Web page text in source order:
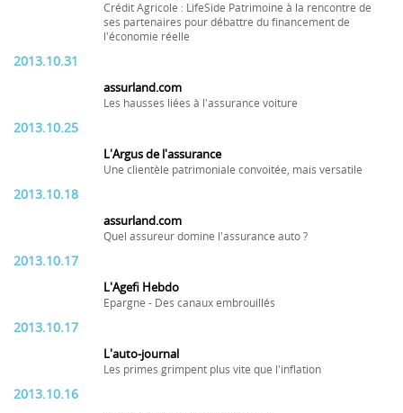
Crédit Agricole : LifeSide Patrimoine à la rencontre de
ses partenaires pour débattre du financement de
l'économie réelle
2013.10.31
assurland.com
Les hausses liées à l'assurance voiture
2013.10.25
L'Argus de l'assurance
Une clientèle patrimoniale convoitée, mais versatile
2013.10.18
assurland.com
Quel assureur domine l'assurance auto ?
2013.10.17
L'Agefi Hebdo
Epargne - Des canaux embrouillés
2013.10.17
L'auto-journal
Les primes grimpent plus vite que l'inflation
2013.10.16